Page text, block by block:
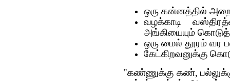
ஒரு கன்னத்தில்
வழக்காடி
அங்கியையும்
ஒரு மைல் தூரம் வர
கேட்கிறவனுக்கு
"கண்ணுக்கு கண்,